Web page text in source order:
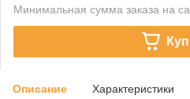
Минимальная сумма заказа на
Описание Характеристики